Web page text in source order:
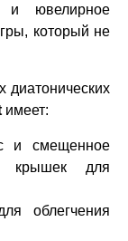
и ювелирное
который не
диатонических
имеет:
и смещенное
крышек для
облегчения